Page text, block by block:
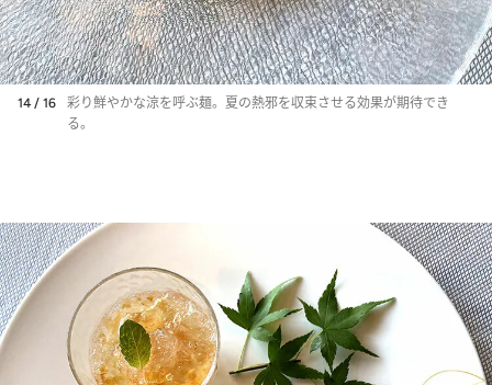
14 / 16
彩り鮮やかな涼を呼ぶ麺。夏の熱邪を収束させる効果が期待でき
る。